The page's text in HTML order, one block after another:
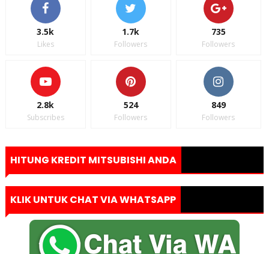
3.5k
Likes
1.7k
Followers
735
Followers
2.8k
Subscribes
524
Followers
849
Followers
HITUNG KREDIT MITSUBISHI ANDA
KLIK UNTUK CHAT VIA WHATSAPP